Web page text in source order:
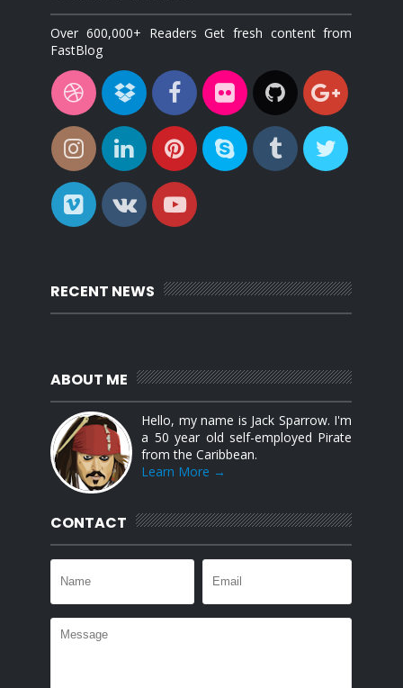
Over 600,000+ Readers Get fresh content from
FastBlog
RECENT NEWS
ABOUT ME
Hello, my name is Jack Sparrow. I'm
a 50 year old self-employed Pirate
from the Caribbean.
Learn More →
CONTACT